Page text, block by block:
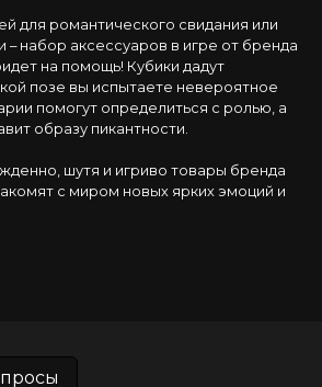
для романтического свидания или
– набор аксессуаров в игре от бренда
на помощь! Кубики дадут
позе вы испытаете невероятное
помогут определиться с ролью, а
образу пикантности.
шутя и игриво товары бренда
с миром новых ярких эмоций и